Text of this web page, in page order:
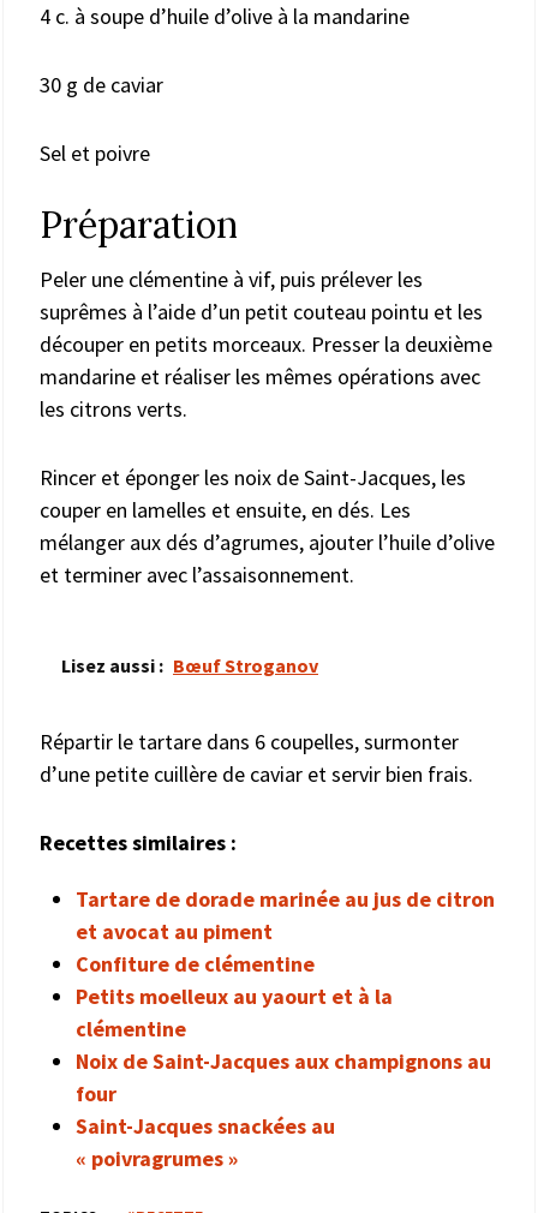
4 c. à soupe d’huile d’olive à la mandarine
30 g de caviar
Sel et poivre
Préparation
Peler une clémentine à vif, puis prélever les
suprêmes à l’aide d’un petit couteau pointu et les
découper en petits morceaux. Presser la deuxième
mandarine et réaliser les mêmes opérations avec
les citrons verts.
Rincer et éponger les noix de Saint-Jacques, les
couper en lamelles et ensuite, en dés. Les
mélanger aux dés d’agrumes, ajouter l’huile d’olive
et terminer avec l’assaisonnement.
Lisez aussi : Bœuf Stroganov
Répartir le tartare dans 6 coupelles, surmonter
d’une petite cuillère de caviar et servir bien frais.
Recettes similaires :
Tartare de dorade marinée au jus de citron
et avocat au piment
Confiture de clémentine
Petits moelleux au yaourt et à la
clémentine
Noix de Saint-Jacques aux champignons au
four
Saint-Jacques snackées au
« poivragrumes »